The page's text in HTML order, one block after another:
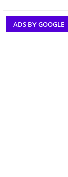
ADS BY GOOGLE